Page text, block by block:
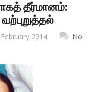
தீர்மானம்:
2014
No